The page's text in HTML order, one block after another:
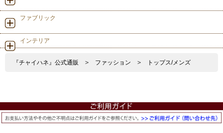
ファブリック
インテリア
『チャイハネ』公式通販 > ファッション > トップス/メンズ